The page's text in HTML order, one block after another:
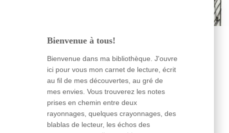
Bienvenue à tous!
Bienvenue dans ma bibliothèque. J'ouvre
ici pour vous mon carnet de lecture, écrit
au fil de mes découvertes, au gré de
mes envies. Vous trouverez les notes
prises en chemin entre deux
rayonnages, quelques crayonnages, des
blablas de lecteur, les échos des